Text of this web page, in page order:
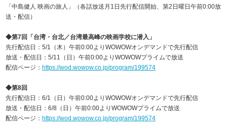
「中島健⼈ 映画の旅⼈」（各話放送月1日先⾏配信開始、第2日曜日午前0:00放
送・配信）
◆第7回「台湾・台北／台湾最高峰の映画学校に潜入」
先行配信日：5/1（木）午前0:00よりWOWOWオンデマンドで先⾏配信
放送・配信日：5/11（日）午前0:00よりWOWOWプライムで放送
配信ページ：https://wod.wowow.co.jp/program/199574
◆第8回
先行配信日：6/1（日）午前0:00よりWOWOWオンデマンドで先⾏配信
放送・配信日：6/8（日）午前0:00よりWOWOWプライムで放送
配信ページ：https://wod.wowow.co.jp/program/199574